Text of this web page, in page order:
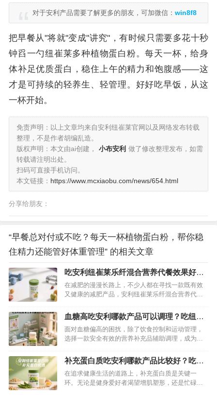
对于安利产品需要了解更多的朋友，可加微信： win8f8
把早餐从"将就"变成"讲究"，有时候只需要多花十秒
钟舀一勺纽崔莱多种植物蛋白粉。每天一杯，给身
体补足优质蛋白，稳住上午的精力和饱腹感——这
才是可持续的轻养生、轻管理。好好吃早饭，从这
一杯开始。
免责声明：以上文章均来自安利纽崔莱官网以及网络发布转载
整理，不是作者胡编乱造。
版权声明：本文由ai创建，
小布安利 做了修改整理发布，如需
转载请注明出处。
扫码可直接手机访问。
本文链接： https://www.mcxiaobu.com/news/654.html
分享给朋友：
“早餐总对付或不吃？每天一杯植物蛋白粉，帮你稳
住精力还能管好体重管理” 的相关文章
吃安利纽崔莱乐纤混合营养代餐效果好
吗？详细揭秘答案
在减肥的漫漫长路上，不少人都在寻找一款既有效
又健康的减肥产品，安利纽崔莱乐纤混合营养代餐
说，帮助人们实现减肥目标？今天，就来为大家深
入剖析。…
血糖高吃安利哪款产品可以调理？吃纽崔
莱汉本萃蘅怡饮品非常有效
面对血糖偏高的困扰，除了饮食控制和运动管理，
选择一款安全有效的营养补充品辅助调理，成为许
汉本萃衡怡饮品凭借“药食同源”理念与现代营养科技
的结合，成为调理血糖的优质之选。它如何从根源
改善血糖代谢？又有哪些值得信赖的优势？今天就
为大家详细解析。…
补充蛋白质吃安利哪款产品比较好？吃这
款纽崔莱蛋白粉最好
在追求健康生活的道路上，补充蛋白质是关键一
环。无论是健身爱好者渴望增肌塑形，还是忙碌的